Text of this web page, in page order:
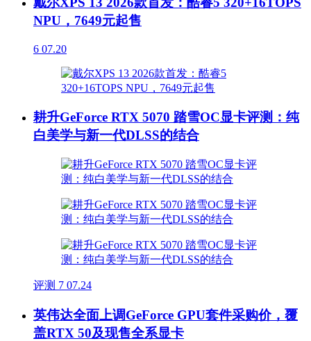
NPU，7649元起售
6 07.20
耕升GeForce RTX 5070 踏雪OC显卡评测：纯
白美学与新一代DLSS的结合
评测 7 07.24
英伟达全面上调GeForce GPU套件采购价，覆
盖RTX 50及现售全系显卡